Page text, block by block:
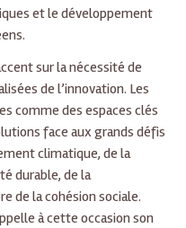
et le développement
sur la nécessité de
de l’innovation. Les
comme des espaces clés
face aux grands défis
climatique, de la
durable, de la
de la cohésion sociale.
à cette occasion son